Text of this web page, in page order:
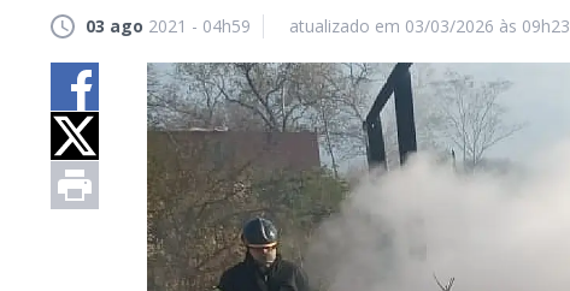
03 ago 2021 - 04h59 atualizado em 03/03/2026 às 09h23